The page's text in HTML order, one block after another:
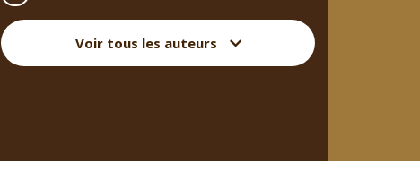
Voir tous les auteurs